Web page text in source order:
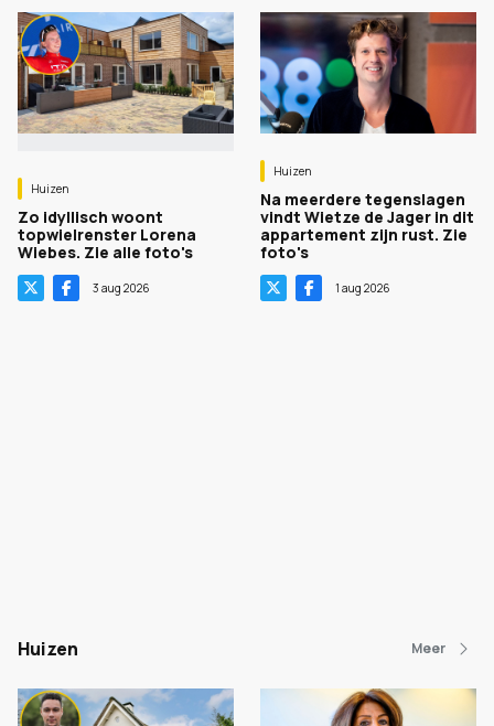
Huizen
Zo idyllisch woont
topwielrenster Lorena
Wiebes. Zie alle foto's
3 aug 2026
Huizen
Na meerdere tegenslagen
vindt Wietze de Jager in dit
appartement zijn rust. Zie
foto's
1 aug 2026
Huizen Meer